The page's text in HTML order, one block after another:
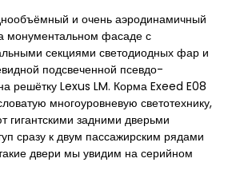
и очень аэродинамичный
монументальном фасаде с
секциями светодиодных фар и
подсвеченной псевдо-
решётку Lexus LM. Корма Exeed E08
многоуровневую светотехнику,
гигантскими задними дверьми
сразу к двум пассажирским рядами
двери мы увидим на серийном